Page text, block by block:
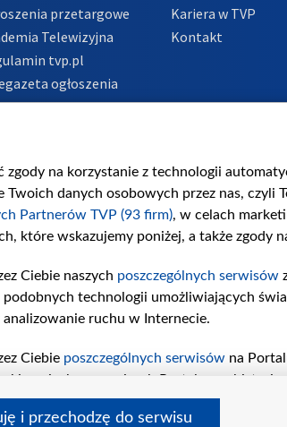
przetargowe
Telewizyjna
tvp.pl
ogłoszenia
o nadawcy
Kariera w TVP
Kontakt
na korzystanie z technologii
danych osobowych przez nas, czyli
Partnerów TVP (93 firm), w celach
które wskazujemy poniżej, a także zgody
Ciebie naszych poszczególnych serwisów
technologii umożliwiających
ruchu w Internecie.
Ciebie poszczególnych serwisów na
w serwisach Portalu czy historia
celów i funkcji:
reklam, tworzenia
i przechodzę do serwisu